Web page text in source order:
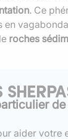
. Ce
roches
de
aider votre